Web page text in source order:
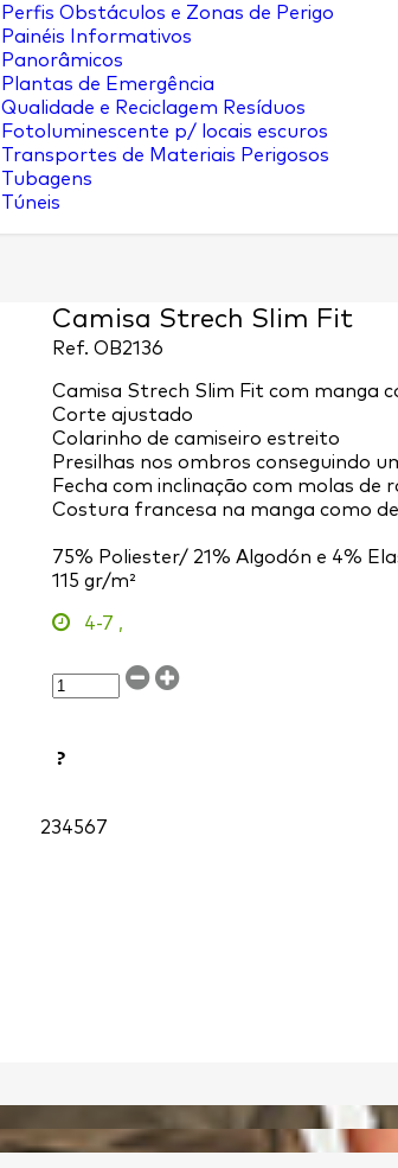
Perfis Obstáculos e Zonas de Perigo
Painéis Informativos
Panorâmicos
Plantas de Emergência
Qualidade e Reciclagem Resíduos
Fotoluminescente p/ locais escuros
Transportes de Materiais Perigosos
Tubagens
Túneis
Camisa Strech Slim Fit
Ref. OB2136
Camisa Strech Slim Fit com manga
Corte ajustado
Colarinho de camiseiro estreito
Presilhas nos ombros conseguindo
Fecha com inclinação com molas de
Costura francesa na manga como
75% Poliester/ 21% Algodón e 4%
115 gr/m²
4-7 ,
?
234567